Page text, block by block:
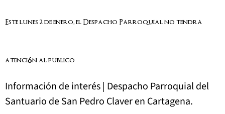
Este lunes 2 de enero, el Despacho Parroquial no tendrá
atención al público
Información de interés | Despacho Parroquial del
Santuario de San Pedro Claver en Cartagena.